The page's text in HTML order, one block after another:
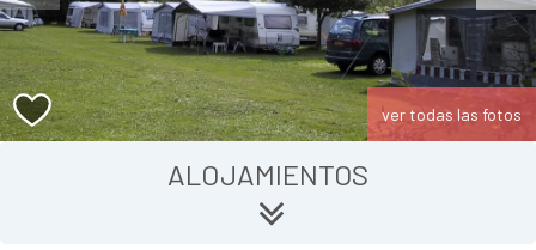
ver todas las fotos
ALOJAMIENTOS